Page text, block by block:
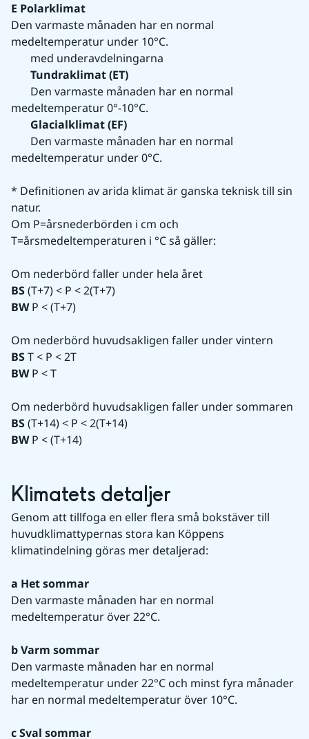
E Polarklimat
Den varmaste månaden har en normal
medeltemperatur under 10°C.
med underavdelningarna
Tundraklimat (ET)
Den varmaste månaden har en normal
medeltemperatur 0°-10°C.
Glacialklimat (EF)
Den varmaste månaden har en normal
medeltemperatur under 0°C.
* Definitionen av arida klimat är ganska teknisk till sin
natur.
Om P=årsnederbörden i cm och
T=årsmedeltemperaturen i °C så gäller:
Om nederbörd faller under hela året
BS (T+7) < P < 2(T+7)
BW P < (T+7)
Om nederbörd huvudsakligen faller under vintern
BS T < P < 2T
BW P < T
Om nederbörd huvudsakligen faller under sommaren
BS (T+14) < P < 2(T+14)
BW P < (T+14)
Klimatets detaljer
Genom att tillfoga en eller flera små bokstäver till
huvudklimattypernas stora kan Köppens
klimatindelning göras mer detaljerad:
a Het sommar
Den varmaste månaden har en normal
medeltemperatur över 22°C.
b Varm sommar
Den varmaste månaden har en normal
medeltemperatur under 22°C och minst fyra månader
har en normal medeltemperatur över 10°C.
c Sval sommar